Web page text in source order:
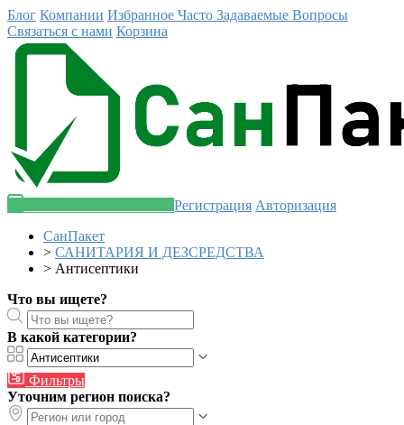
Блог Компании Избранное Часто Задаваемые Вопросы
Связаться с нами Корзина
Регистрация Авторизация
СанПакет
> САНИТАРИЯ И ДЕЗСРЕДСТВА
> Антисептики
Что вы ищете?
В какой категории?
Фильтры
Уточним регион поиска?